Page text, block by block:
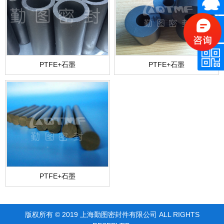
PTFE+石墨 PTFE+石墨
PTFE+石墨
版权所有 © 2019 上海勤图密封件有限公司 ALL RIGHTS